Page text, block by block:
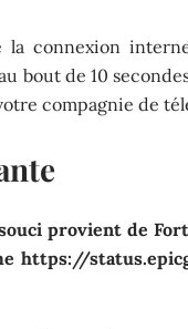
connexion
bout de 10
compagnie de
provient de
https://